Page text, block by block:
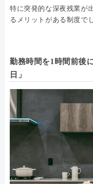
特に突発的な深夜残業が
るメリットがある制度で
勤務時間を1時間前後
日」